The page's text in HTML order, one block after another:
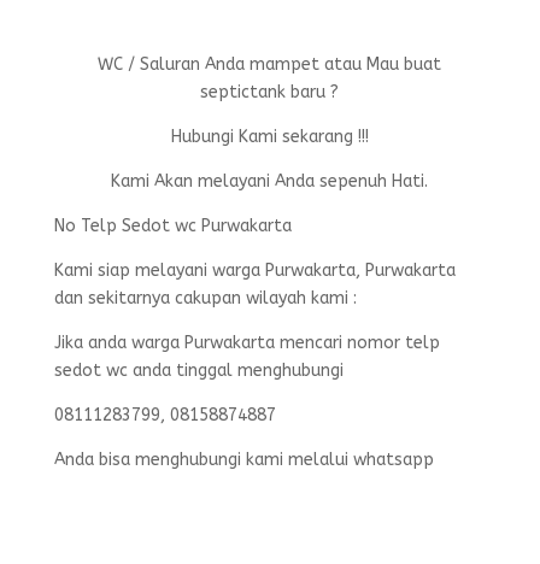
WC / Saluran Anda mampet atau Mau buat
septictank baru ?
Hubungi Kami sekarang !!!
Kami Akan melayani Anda sepenuh Hati.
No Telp Sedot wc Purwakarta
Kami siap melayani warga Purwakarta, Purwakarta
dan sekitarnya cakupan wilayah kami :
Jika anda warga Purwakarta mencari nomor telp
sedot wc anda tinggal menghubungi
08111283799, 08158874887
Anda bisa menghubungi kami melalui whatsapp